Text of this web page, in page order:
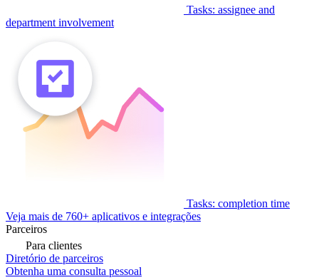
Tasks: assignee and
department involvement
Tasks: completion time
Veja mais de 760+ aplicativos e integrações
Parceiros
Para clientes
Diretório de parceiros
Obtenha uma consulta pessoal